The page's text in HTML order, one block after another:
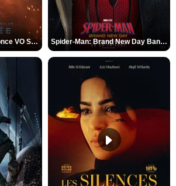
L'Odyssée Bande-annonce VO STFR Spider-Man: Brand New Day Bande-annonce VO STFR